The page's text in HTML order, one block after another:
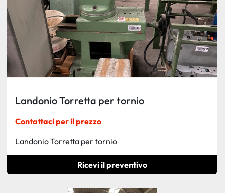
Landonio Torretta per tornio
Contattaci per il prezzo
Landonio Torretta per tornio
Ricevi il preventivo